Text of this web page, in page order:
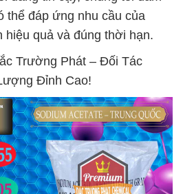
thể đáp ứng nhu cầu của
hiệu quả và đúng thời hạn.
Trường Phát – Đối Tác
Đỉnh Cao!